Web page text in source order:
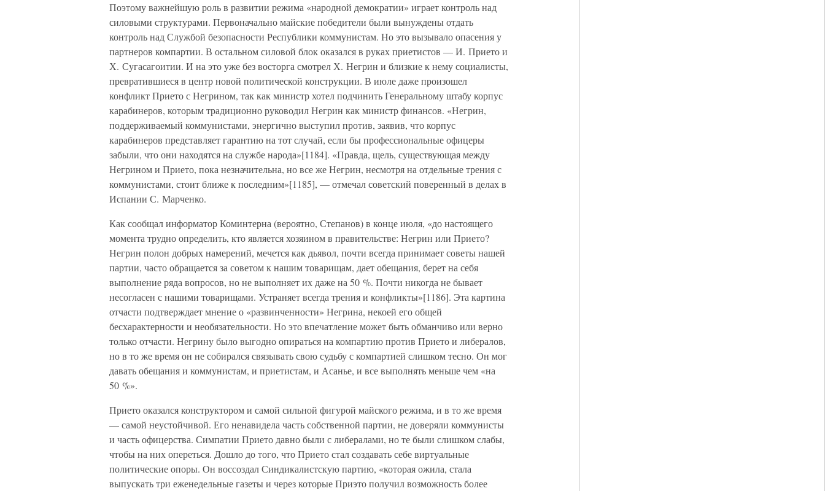
Поэтому важнейшую роль в развитии режима «народной демократии» играет контроль над
силовыми структурами. Первоначально майские победители были вынуждены отдать
контроль над Службой безопасности Республики коммунистам. Но это вызывало опасения у
партнеров компартии. В остальном силовой блок оказался в руках приетистов — И. Прието и
Х. Сугасагоитии. И на это уже без восторга смотрел Х. Негрин и близкие к нему социалисты,
превратившиеся в центр новой политической конструкции. В июле даже произошел
конфликт Прието с Негрином, так как министр хотел подчинить Генеральному штабу корпус
карабинеров, которым традиционно руководил Негрин как министр финансов. «Негрин,
поддерживаемый коммунистами, энергично выступил против, заявив, что корпус
карабинеров представляет гарантию на тот случай, если бы профессиональные офицеры
забыли, что они находятся на службе народа»[1184]. «Правда, щель, существующая между
Негрином и Прието, пока незначительна, но все же Негрин, несмотря на отдельные трения с
коммунистами, стоит ближе к последним»[1185], — отмечал советский поверенный в делах в
Испании С. Марченко.
Как сообщал информатор Коминтерна (вероятно, Степанов) в конце июля, «до настоящего
момента трудно определить, кто является хозяином в правительстве: Негрин или Прието?
Негрин полон добрых намерений, мечется как дьявол, почти всегда принимает советы нашей
партии, часто обращается за советом к нашим товарищам, дает обещания, берет на себя
выполнение ряда вопросов, но не выполняет их даже на 50 %. Почти никогда не бывает
несогласен с нашими товарищами. Устраняет всегда трения и конфликты»[1186]. Эта картина
отчасти подтверждает мнение о «развинченности» Негрина, некоей его общей
бесхарактерности и необязательности. Но это впечатление может быть обманчиво или верно
только отчасти. Негрину было выгодно опираться на компартию против Прието и либералов,
но в то же время он не собирался связывать свою судьбу с компартией слишком тесно. Он мог
давать обещания и коммунистам, и приетистам, и Асанье, и все выполнять меньше чем «на
50 %».
Прието оказался конструктором и самой сильной фигурой майского режима, и в то же время
— самой неустойчивой. Его ненавидела часть собственной партии, не доверяли коммунисты
и часть офицерства. Симпатии Прието давно были с либералами, но те были слишком слабы,
чтобы на них опереться. Дошло до того, что Прието стал создавать себе виртуальные
политические опоры. Он воссоздал Синдикалистскую партию, «которая ожила, стала
выпускать три еженедельные газеты и через которые Приэто получил возможность более